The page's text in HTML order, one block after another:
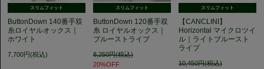
スリムフィット
ButtonDown 140番手双
糸ロイヤルオックス｜
ホワイト
7,700円(税込)
スリムフィット
ButtonDown 120番手双
糸 ロイヤルオックス｜
ブルーストライプ
8,250円(税込)
20%OFF
スリムフィット
【CANCLINI】
Horizontal マイクロツイ
ル｜ライトブルースト
ライプ
10,450円(税込)